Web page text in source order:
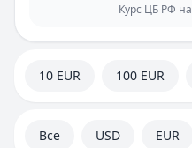
Курс ЦБ РФ на
10 EUR 100 EUR
Все USD EUR